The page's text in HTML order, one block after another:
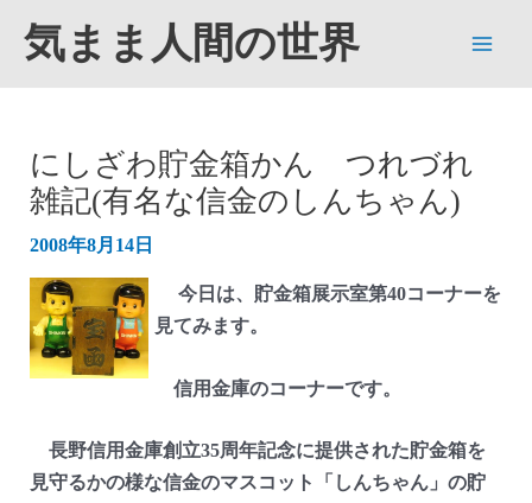
気まま人間の世界
にしざわ貯金箱かん つれづれ
雑記(有名な信金のしんちゃん)
2008年8月14日
今日は、貯金箱展示室第40コーナーを
見てみます。
信用金庫のコーナーです。
長野信用金庫創立35周年記念に提供された貯金箱を
見守るかの様な信金のマスコット「しんちゃん」の貯